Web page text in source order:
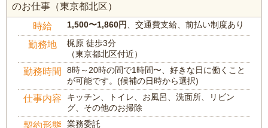
のお仕事（東京都北区）
時給 1,500〜1,860円、交通費支給、前払い制度あり
勤務地
梶原 徒歩3分
（東京都北区付近）
勤務時間
8時～20時の間で1時間〜、好きな日に働くこと
が可能です。(候補の日時から選択)
仕事内容
キッチン、トイレ、お風呂、洗面所、リビン
グ、その他のお掃除
契約形態 業務委託